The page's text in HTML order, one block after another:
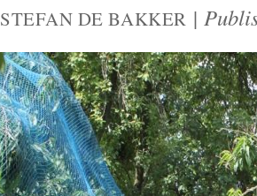
STEFAN DE BAKKER |